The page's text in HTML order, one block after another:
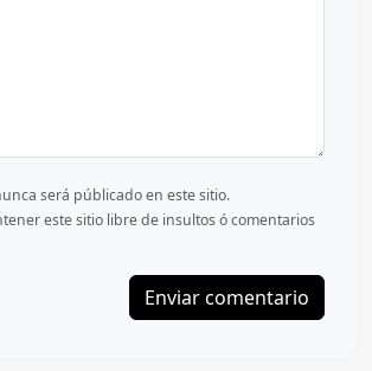
será públicado en este sitio.
este sitio libre de insultos ó comentarios